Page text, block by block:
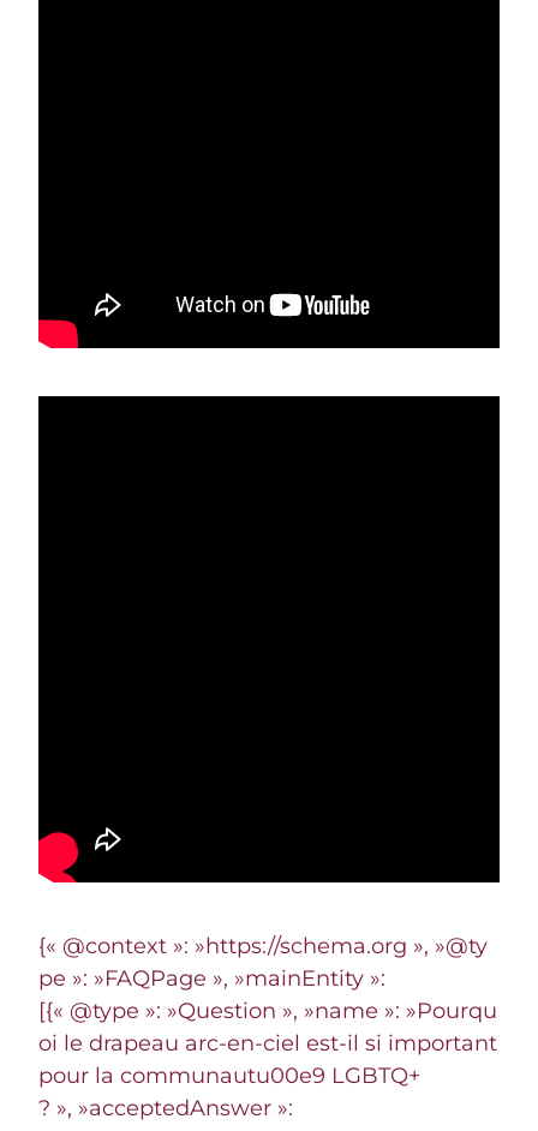
{« @context »: »https://schema.org », »@ty
pe »: »FAQPage », »mainEntity »:
[{« @type »: »Question », »name »: »Pourqu
oi le drapeau arc-en-ciel est-il si important
pour la communautu00e9 LGBTQ+
? », »acceptedAnswer »: